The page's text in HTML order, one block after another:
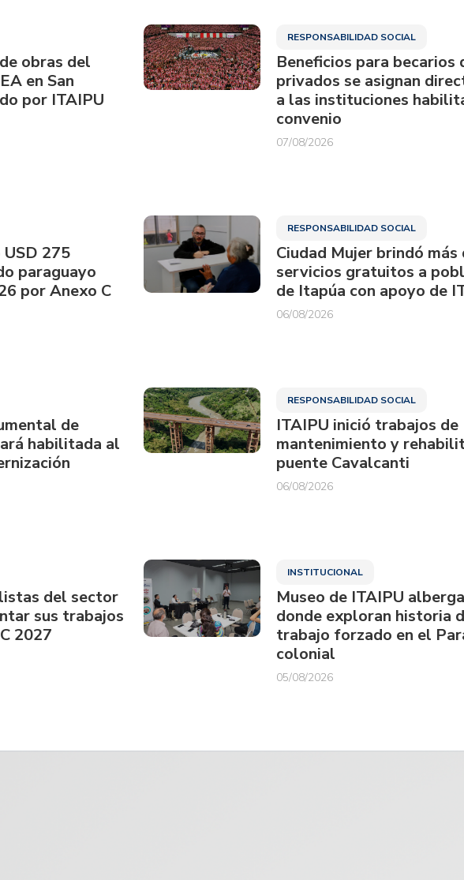
obras del
en San
por ITAIPU
RESPONSABILIDAD SOCIAL
Beneficios para becarios
privados se asignan
a las instituciones
convenio
07/08/2026
275
paraguayo
por Anexo C
RESPONSABILIDAD SOCIAL
Ciudad Mujer brindó más
servicios gratuitos a
de Itapúa con apoyo de
06/08/2026
de
habilitada al
RESPONSABILIDAD SOCIAL
ITAIPU inició trabajos de
mantenimiento y
puente Cavalcanti
06/08/2026
del sector
sus trabajos
2027
INSTITUCIONAL
Museo de ITAIPU
donde exploran historia
trabajo forzado en el
colonial
05/08/2026